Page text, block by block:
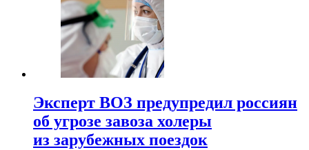
Эксперт ВОЗ предупредил россиян
об угрозе завоза холеры
из зарубежных поездок